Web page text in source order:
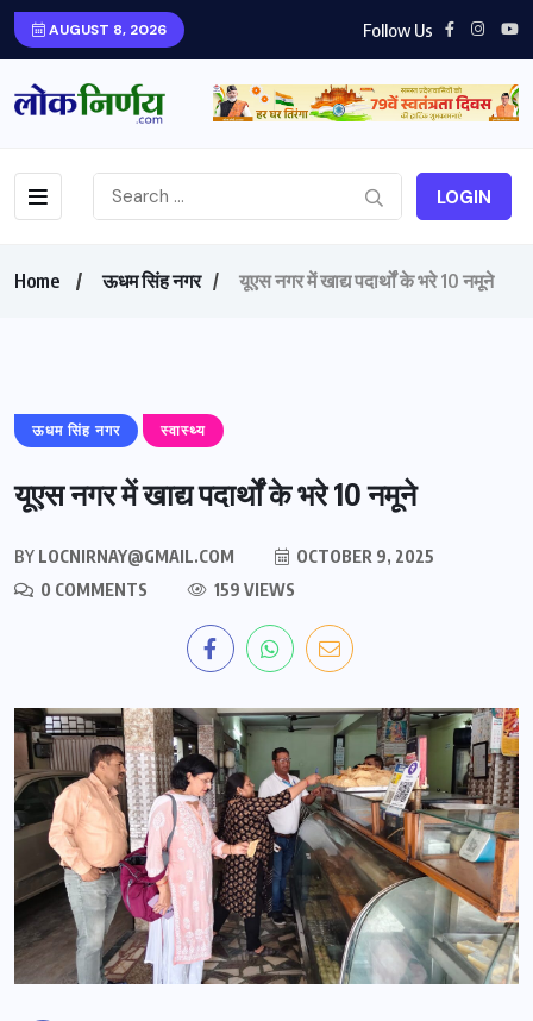
AUGUST 8, 2026 Follow Us
LOGIN
Home ऊधम सिंह नगर यूएस नगर में खाद्य पदार्थों के भरे 10 नमूने
ऊधम सिंह नगर स्वास्थ्य
यूएस नगर में खाद्य पदार्थों के भरे 10 नमूने
BY LOCNIRNAY@GMAIL.COM
OCTOBER 9, 2025
0 COMMENTS
159 VIEWS